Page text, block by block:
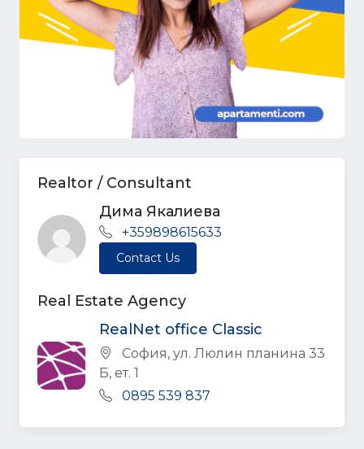
Realtor / Consultant
Дима Якалиева
+359898615633
Contact Us
Real Estate Agency
RealNet office Classic
София, ул. Люлин планина 33
Б, ет. 1
0895 539 837